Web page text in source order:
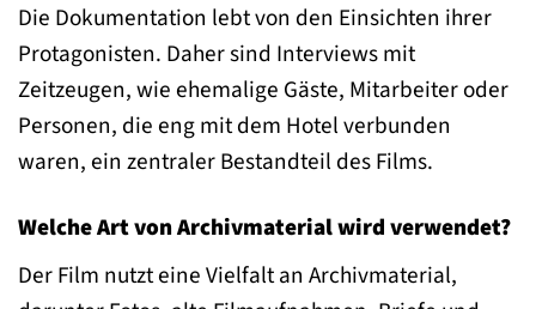
Die Dokumentation lebt von den Einsichten ihrer
Protagonisten. Daher sind Interviews mit
Zeitzeugen, wie ehemalige Gäste, Mitarbeiter oder
Personen, die eng mit dem Hotel verbunden
waren, ein zentraler Bestandteil des Films.
Welche Art von Archivmaterial wird verwendet?
Der Film nutzt eine Vielfalt an Archivmaterial,